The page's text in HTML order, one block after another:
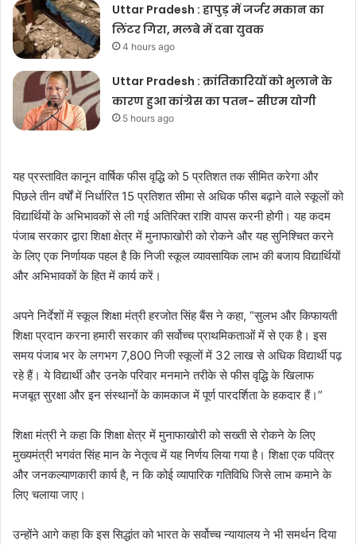
Uttar Pradesh : हापुड़ में जर्जर मकान का
लिंटर गिरा, मलबे में दबा युवक
4 hours ago
Uttar Pradesh : क्रांतिकारियों को भुलाने के
कारण हुआ कांग्रेस का पतन- सीएम योगी
5 hours ago
यह प्रस्तावित कानून वार्षिक फीस वृद्धि को 5 प्रतिशत तक सीमित करेगा और
पिछले तीन वर्षों में निर्धारित 15 प्रतिशत सीमा से अधिक फीस बढ़ाने वाले स्कूलों को
विद्यार्थियों के अभिभावकों से ली गई अतिरिक्त राशि वापस करनी होगी। यह कदम
पंजाब सरकार द्वारा शिक्षा क्षेत्र में मुनाफाखोरी को रोकने और यह सुनिश्चित करने
के लिए एक निर्णायक पहल है कि निजी स्कूल व्यावसायिक लाभ की बजाय विद्यार्थियों
और अभिभावकों के हित में कार्य करें।
अपने निर्देशों में स्कूल शिक्षा मंत्री हरजोत सिंह बैंस ने कहा, “सुलभ और किफायती
शिक्षा प्रदान करना हमारी सरकार की सर्वोच्च प्राथमिकताओं में से एक है। इस
समय पंजाब भर के लगभग 7,800 निजी स्कूलों में 32 लाख से अधिक विद्यार्थी पढ़
रहे हैं। ये विद्यार्थी और उनके परिवार मनमाने तरीके से फीस वृद्धि के खिलाफ
मजबूत सुरक्षा और इन संस्थानों के कामकाज में पूर्ण पारदर्शिता के हकदार हैं।”
शिक्षा मंत्री ने कहा कि शिक्षा क्षेत्र में मुनाफाखोरी को सख्ती से रोकने के लिए
मुख्यमंत्री भगवंत सिंह मान के नेतृत्व में यह निर्णय लिया गया है। शिक्षा एक पवित्र
और जनकल्याणकारी कार्य है, न कि कोई व्यापारिक गतिविधि जिसे लाभ कमाने के
लिए चलाया जाए।
उन्होंने आगे कहा कि इस सिद्धांत को भारत के सर्वोच्च न्यायालय ने भी समर्थन दिया